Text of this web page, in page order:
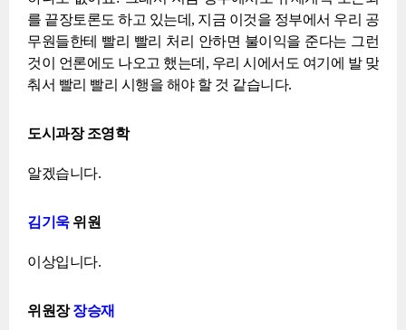
를 끝장토론도 하고 있는데, 지금 이것을 정부에서 우리 공
무원들한테 빨리 빨리 처리 안하면 불이익을 준다는 그런
것이 언론에도 나오고 했는데, 우리 시에서도 여기에 발 맞
춰서 빨리 빨리 시행을 해야 할 것 같습니다.
도시과장 조영학
알겠습니다.
김기욱위원
이상입니다.
위원장장승재